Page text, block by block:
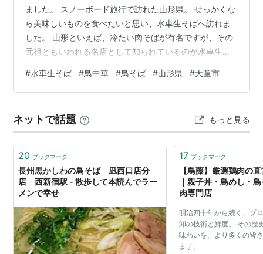
ました。 スノーボード旅行で訪れた山形県。 せっかくな
ら美味しいものを食べたいと思い、水車生そばへ訪れま
した。 山形といえば、冷たい肉そばが有名ですが、その
元祖ともいわれる名店として知られているのが水車生そ
まで営業しているのも、嬉しいポイントではないでしょ
うか。 今回は、そんな『水車生そば』について紹介しま
ければ参考にしてみてください。 【スポンサーリンク】
山形県天童にある人気店『水車生そば』とは・・・ 山形
県天童市にあるお店のことです…
#水車生そば #鳥中華 #鳥そば #山形県 #天童市
ネットで話題 もっと見る
20 ブックマーク
長州黒かしわの鳥そば 凪西口店分
店 西新宿駅 - 散歩して本読んでラー
メンで幸せ
17 ブックマーク
【鳥藤】厳選鶏肉の
｜親子丼・鳥めし・
肉専門店
明治四十年から続く、プ
卸の技術と鮮度。 その歴
味わいを、より多くの皆
ます。